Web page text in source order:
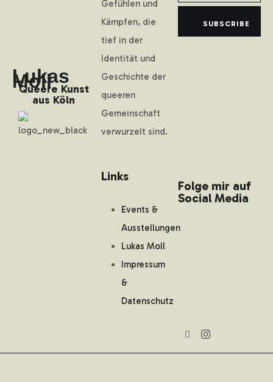
Lukas
Moll
Queere Kunst
aus Köln
Gefühlen und
Kämpfen, die
tief in der
Identität und
Geschichte der
queeren
Gemeinschaft
verwurzelt sind.
Links
Events &
Ausstellungen
Lukas Moll
Impressum
&
Datenschutz
SUBSCRIBE
Folge mir auf
Social Media